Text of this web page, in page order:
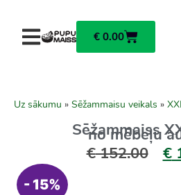
€ 0.00
Uz sākumu » Sēžammaisu veikals »
Sēžammaiss
no mēbeļu
€152.00 €
- 15%